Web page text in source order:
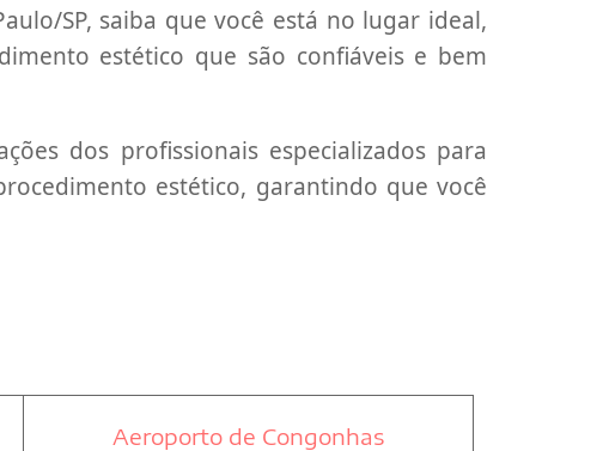
SP, saiba que você está no lugar ideal,
estético que são confiáveis e bem
dos profissionais especializados para
estético, garantindo que você
Aeroporto de Congonhas